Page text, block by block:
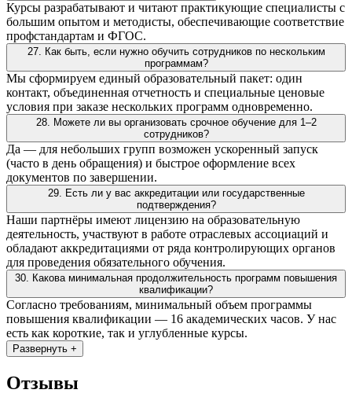
Курсы разрабатывают и читают практикующие специалисты с
большим опытом и методисты, обеспечивающие соответствие
профстандартам и ФГОС.
27. Как быть, если нужно обучить сотрудников по нескольким
программам?
Мы сформируем единый образовательный пакет: один
контакт, объединенная отчетность и специальные ценовые
условия при заказе нескольких программ одновременно.
28. Можете ли вы организовать срочное обучение для 1–2
сотрудников?
Да — для небольших групп возможен ускоренный запуск
(часто в день обращения) и быстрое оформление всех
документов по завершении.
29. Есть ли у вас аккредитации или государственные
подтверждения?
Наши партнёры имеют лицензию на образовательную
деятельность, участвуют в работе отраслевых ассоциаций и
обладают аккредитациями от ряда контролирующих органов
для проведения обязательного обучения.
30. Какова минимальная продолжительность программ повышения
квалификации?
Согласно требованиям, минимальный объем программы
повышения квалификации — 16 академических часов. У нас
есть как короткие, так и углубленные курсы.
Развернуть +
Отзывы